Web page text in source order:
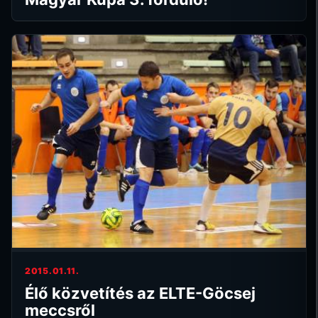
2015.01.11.
Élő közvetítés az ELTE-Göcsej
meccsről